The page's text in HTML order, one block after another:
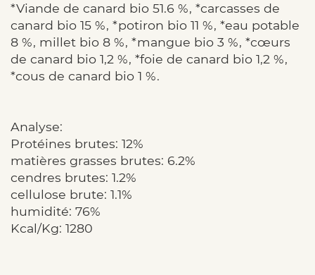
*Viande de canard bio 51.6 %, *carcasses de
canard bio 15 %, *potiron bio 11 %, *eau potable
8 %, millet bio 8 %, *mangue bio 3 %, *cœurs
de canard bio 1,2 %, *foie de canard bio 1,2 %,
*cous de canard bio 1 %.
Analyse:
Protéines brutes: 12%
matières grasses brutes: 6.2%
cendres brutes: 1.2%
cellulose brute: 1.1%
humidité: 76%
Kcal/Kg: 1280